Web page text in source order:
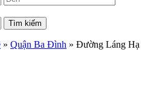
Tìm kiếm
» Quận Ba Đình » Đường Láng Hạ